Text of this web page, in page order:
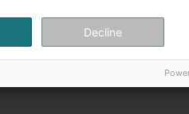
Decline